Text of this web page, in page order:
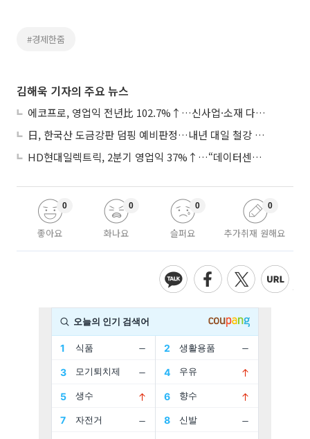
#경제한줌
김해욱 기자의 주요 뉴스
에코프로, 영업익 전년比 102.7%↑…신사업·소재 다각화 박차
日, 한국산 도금강판 덤핑 예비판정…내년 대일 철강 수출 ‘빨간불’
HD현대일렉트릭, 2분기 영업익 37%↑…“데이터센터 사업, 새로운 성장 축”
좋아요
0
화나요
0
슬퍼요
0
추가취재 원해요
0